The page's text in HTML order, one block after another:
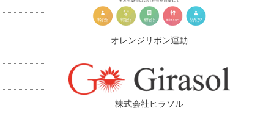
オレンジリボン運動
株式会社ヒラソル